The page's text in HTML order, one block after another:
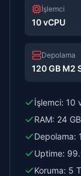
İşlemci
10 vCPU
Depolama
120 GB M2
İşlemci: 10
RAM: 24
Depolama:
Uptime:
Koruma: 5